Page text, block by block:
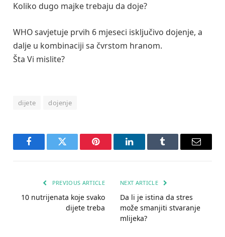
Koliko dugo majke trebaju da doje?
WHO savjetuje prvih 6 mjeseci isključivo dojenje, a
dalje u kombinaciji sa čvrstom hranom.
Šta Vi mislite?
dijete dojenje
FacebookTwitter Pinterest LinkedInTumblr Email
PREVIOUS ARTICLE
10 nutrijenata koje svako
dijete treba
NEXT ARTICLE
Da li je istina da stres
može smanjiti stvaranje
mlijeka?